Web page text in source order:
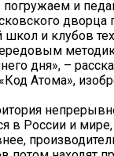
и
дворца
и клубов
дня», –
Атома»,
в России и